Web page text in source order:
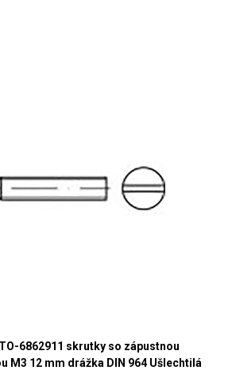
6862911 skrutky so zápustnou
M3 12 mm drážka DIN 964 Ušlechtilá